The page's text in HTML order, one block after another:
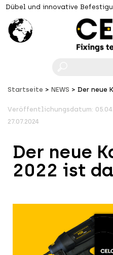
Dübel und innovative
Startseite NEWS Der neue
Veröffentlichungsdatum:
27.07.2024
Der neue
2022 ist